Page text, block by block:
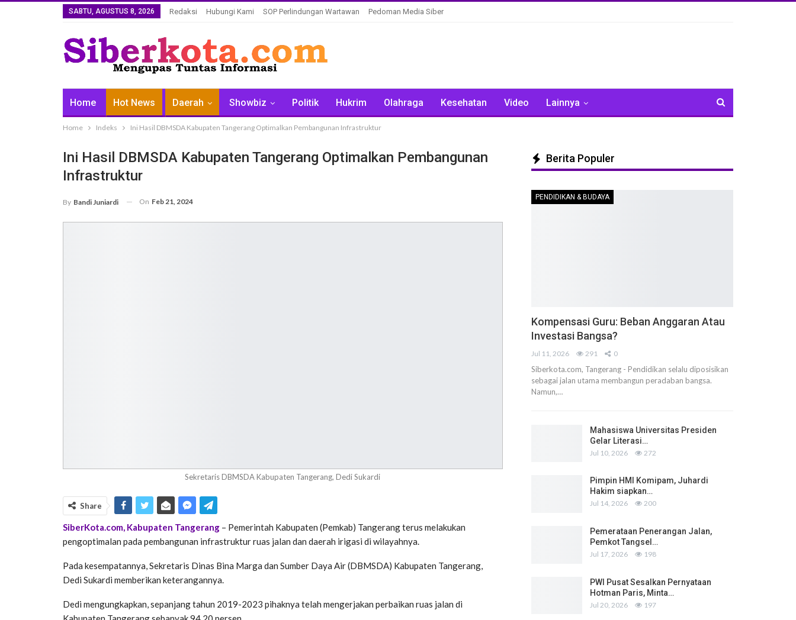
SABTU, AGUSTUS 8, 2026 Redaksi Hubungi Kami SOP Perlindungan Wartawan Pedoman Media Siber
Home Hot News Daerah Showbiz Politik Hukrim Olahraga Kesehatan Video Lainnya
Home Indeks Ini Hasil DBMSDA Kabupaten Tangerang Optimalkan Pembangunan Infrastruktur
Ini Hasil DBMSDA Kabupaten Tangerang Optimalkan Pembangunan
Infrastruktur
By Bandi Juniardi On Feb 21, 2024
Sekretaris DBMSDA Kabupaten Tangerang, Dedi Sukardi
Share
SiberKota.com, Kabupaten Tangerang – Pemerintah Kabupaten (Pemkab) Tangerang terus melakukan
pengoptimalan pada pembangunan infrastruktur ruas jalan dan daerah irigasi di wilayahnya.
Pada kesempatannya, Sekretaris Dinas Bina Marga dan Sumber Daya Air (DBMSDA) Kabupaten Tangerang,
Dedi Sukardi memberikan keterangannya.
Dedi mengungkapkan, sepanjang tahun 2019-2023 pihaknya telah mengerjakan perbaikan ruas jalan di
Berita Populer
PENDIDIKAN & BUDAYA
Kompensasi Guru: Beban Anggaran Atau
Investasi Bangsa?
Jul 11, 2026 291 0
Siberkota.com, Tangerang - Pendidikan selalu diposisikan
sebagai jalan utama membangun peradaban bangsa.
Namun,…
Mahasiswa Universitas Presiden
Gelar Literasi…
Jul 10, 2026 272
Pimpin HMI Komipam, Juhardi
Hakim siapkan…
Jul 14, 2026 200
Pemerataan Penerangan Jalan,
Pemkot Tangsel…
Jul 17, 2026 198
PWI Pusat Sesalkan Pernyataan
Hotman Paris, Minta…
Jul 20, 2026 197